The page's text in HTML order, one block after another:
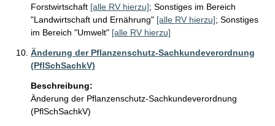
Forstwirtschaft [alle RV hierzu]; Sonstiges im Bereich
"Landwirtschaft und Ernährung" [alle RV hierzu]; Sonstiges
im Bereich "Umwelt" [alle RV hierzu]
Änderung der Pflanzenschutz-Sachkundeverordnung
(PflSchSachkV)
Beschreibung:
Änderung der Pflanzenschutz-Sachkundeverordnung
(PflSchSachkV)